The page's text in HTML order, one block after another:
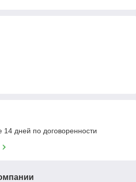
14 дней по договоренности